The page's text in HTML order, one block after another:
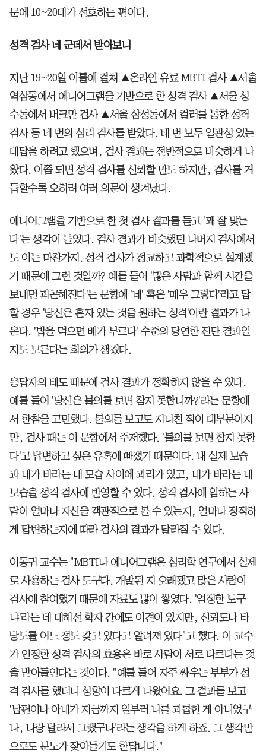
문에 10~20대가 선호하는 편이다.
성격 검사 네 군데서 받아보니
지난 19~20일 이틀에 걸쳐 ▲온라인 유료 MBTI 검사 ▲서울
역삼동에서 에니어그램을 기반으로 한 성격 검사 ▲서울 성
수동에서 버크만 검사 ▲서울 삼성동에서 컬러를 통한 성격
검사 등 네 번의 심리 검사를 받았다. 네 번 모두 일관성 있는
대답을 하려고 했으며, 검사 결과는 전반적으로 비슷하게 나
왔다. 이쯤 되면 성격 검사를 신뢰할 만도 하지만, 검사를 거
듭할수록 오히려 여러 의문이 생겨났다.
에니어그램을 기반으로 한 첫 검사 결과를 듣고 '꽤 잘 맞는
다'는 생각이 들었다. 검사 결과가 비슷했던 나머지 검사에서
도 이는 마찬가지. 성격 검사가 정교하고 과학적으로 설계됐
기 때문에 그런 것일까? 예를 들어 '많은 사람과 함께 시간을
보내면 피곤해진다'는 문항에 '네' 혹은 '매우 그렇다'라고 답
할 경우 '당신은 혼자 있는 것을 원하는 성격'이란 결과가 나
온다. '밥을 먹으면 배가 부르다' 수준의 당연한 진단 결과일
지도 모른다는 회의가 생겼다.
응답자의 태도 때문에 검사 결과가 정확하지 않을 수 있다.
예를 들어 '당신은 불의를 보면 참지 못합니까?'라는 문항에
서 한참을 고민했다. 불의를 보고도 지나친 적이 대부분이지
만, 검사 때는 이 문항에서 주저했다. '불의를 보면 참지 못한
다'고 답변하고 싶은 유혹에 빠졌기 때문이다. 내 실제 모습
과 내가 바라는 내 모습 사이에 괴리가 있고, 내가 바라는 내
모습을 성격 검사에 반영할 수 있다. 성격 검사에 임하는 사
람이 얼마나 자신을 객관적으로 볼 수 있는지, 얼마나 정직하
게 답변하는지에 따라 검사의 결과가 달라질 수 있다.
이동귀 교수는 "MBTI나 에니어그램은 심리학 연구에서 실제
로 사용하는 검사 도구다. 개발된 지 오래됐고 많은 사람이
검사에 참여했기 때문에 자료도 많이 쌓였다. '엄정한 도구
냐'라는 데 대해선 학자 간에도 이견이 있지만, 신뢰도나 타
당도를 어느 정도 갖고 있다고 알려져 있다"고 했다. 이 교수
가 인정한 성격 검사의 효용은 바로 사람이 서로 다르다는 것
을 받아들인다는 것이다. "예를 들어 자주 싸우는 부부가 성
격 검사를 했더니 성향이 다르게 나왔어요. 그 결과를 보고
'남편이나 아내가 지금까지 일부러 나를 괴롭힌 게 아니었구
나, 나랑 달라서 그랬구나'라는 생각을 하게 하죠. 그 생각만
으로도 분노가 잦아들기도 한답니다."